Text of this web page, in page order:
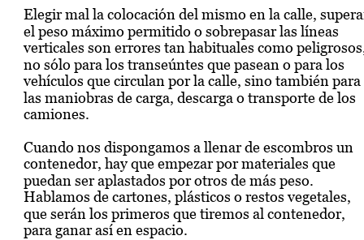
Elegir mal la colocación del mismo en la calle,
el peso máximo permitido o sobrepasar las líneas
verticales son errores tan habituales como
no sólo para los transeúntes que pasean o para los
vehículos que circulan por la calle, sino también para
las maniobras de carga, descarga o transporte de los
camiones.
Cuando nos dispongamos a llenar de escombros un
contenedor, hay que empezar por materiales que
puedan ser aplastados por otros de más peso.
Hablamos de cartones, plásticos o restos vegetales,
que serán los primeros que tiremos al contenedor,
para ganar así en espacio.